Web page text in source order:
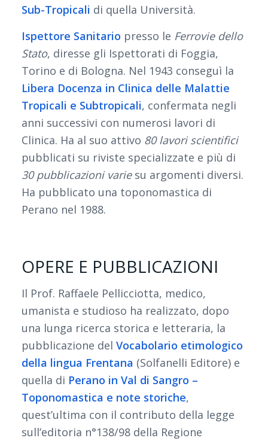
Sub-Tropicali di quella Università.
Ispettore Sanitario presso le Ferrovie dello
Stato, diresse gli Ispettorati di Foggia,
Torino e di Bologna. Nel 1943 conseguì la
Libera Docenza in Clinica delle Malattie
Tropicali e Subtropicali, confermata negli
anni successivi con numerosi lavori di
Clinica. Ha al suo attivo 80 lavori scientifici
pubblicati su riviste specializzate e più di
30 pubblicazioni variesu argomenti diversi.
Ha pubblicato una toponomastica di
Perano nel 1988.
OPERE E PUBBLICAZIONI
Il Prof. Raffaele Pellicciotta, medico,
umanista e studioso ha realizzato, dopo
una lunga ricerca storica e letteraria, la
pubblicazione del Vocabolario etimologico
della lingua Frentana (Solfanelli Editore) e
quella di Perano in Val di Sangro –
Toponomastica e note storiche,
quest’ultima con il contributo della legge
sull’editoria n°138/98 della Regione